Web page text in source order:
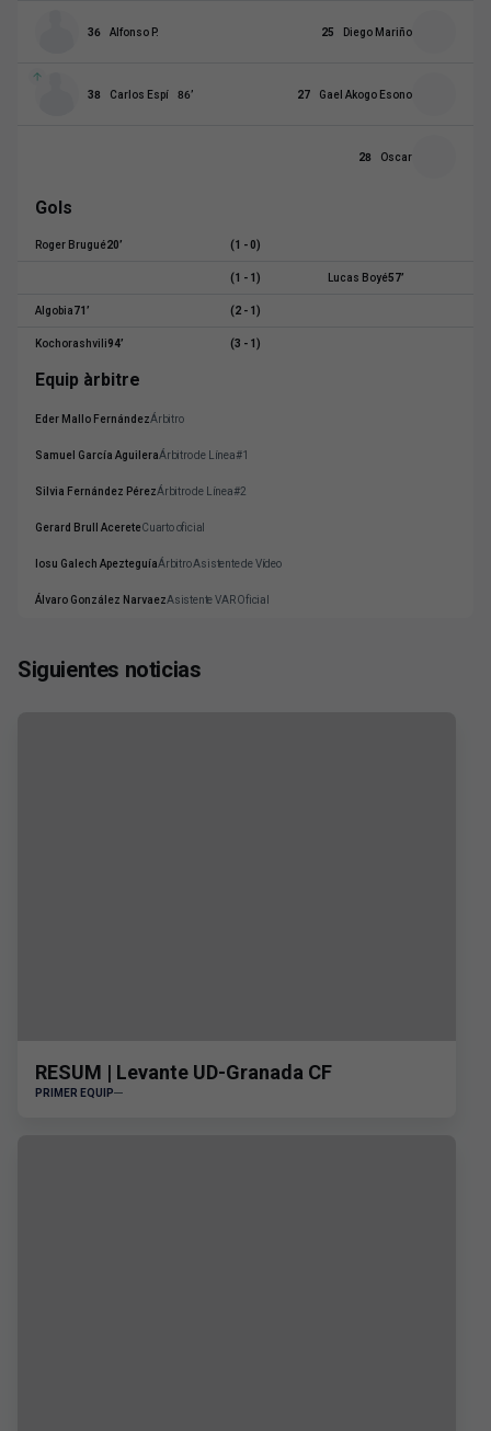
36 Alfonso P. 25 Diego Mariño
38 Carlos Espí 86’ 27 Gael Akogo Esono
28 Oscar
Gols
Roger Brugué20’ (1 - 0)
(1 - 1) Lucas Boyé57’
Algobia71 ’ (2 - 1)
Kochorashvili94’ (3 - 1)
Equip àrbitre
Eder Mallo FernándezÁrbitro
Samuel García AguileraÁrbitro de Línea#1
Silvia Fernández PérezÁrbitro de Línea#2
Gerard Brull AcereteCuarto oficial
Iosu Galech ApezteguíaÁrbitro Asistente de Vídeo
Álvaro González NarvaezAsistente VAR Oficial
Siguientes noticias
RESUM | Levante UD-Granada CF
PRIMER EQUIP